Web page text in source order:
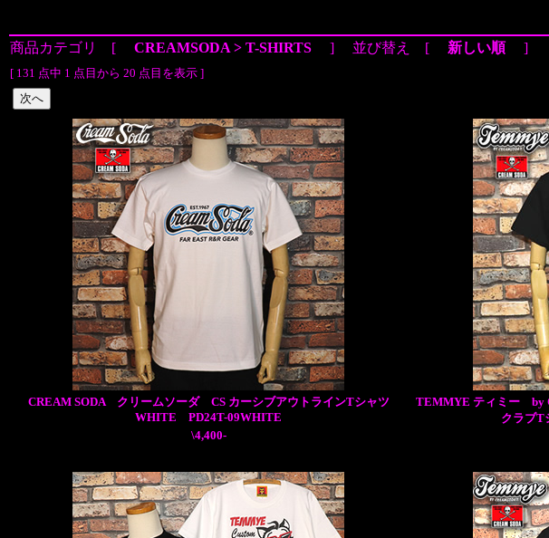
商品カテゴリ [ CREAMSODA > T-SHIRTS ] 並び替え [ 新しい順 ]
[ 131 点中 1 点目から 20 点目を表示 ]
CREAM SODA クリームソーダ CS カーシブアウトラインTシャツ
WHITE PD24T-09WHITE
\4,400-
TEMMYE ティミー by
クラブ